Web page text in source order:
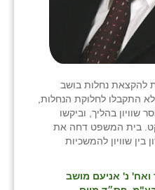
להקצאת נחלות בושב
התקבלו לחלוקת הנחלות,
שוויון בהליך, וביקשו
בית המשפט דחה את
שוויון להמשכיות
42305-05-24 פלד ואח' נ' אניעם מושב